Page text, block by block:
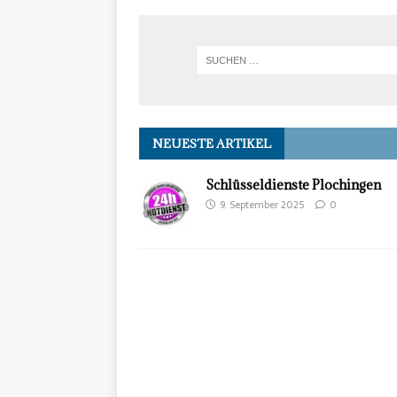
NEUESTE ARTIKEL
Schlüsseldienste Plochingen
9. September 2025 0